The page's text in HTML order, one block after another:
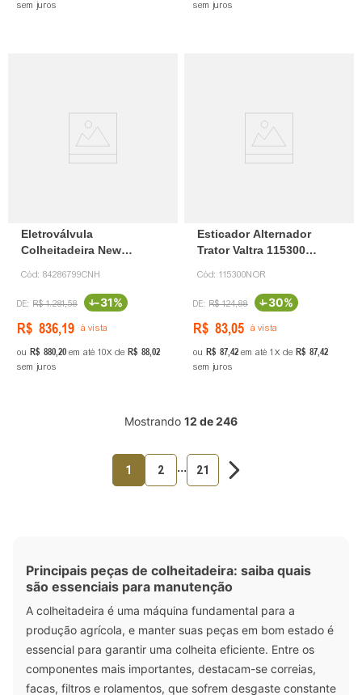
sem juros sem juros
Eletroválvula
Colheitadeira New
Cód: 84286799CNH
R$ 1.281,58 -31%
R$ 836,19 à vista
ou R$ 880,20 em até 10 de R$ 88,02
sem juros
Esticador Alternador
Trator Valtra 115300
Cód: 115300NOR
R$ 124,88 -30%
R$ 83,05 à vista
ou R$ 87,42 em até 1 de R$ 87,42
sem juros
Mostrando 12 de 246
1 2 ... 21
Principais peças de colheitadeira: saiba quais
são essenciais para manutenção
A colheitadeira é uma máquina fundamental para a
produção agrícola, e manter suas peças em bom estado é
essencial para garantir uma colheita eficiente. Entre os
componentes mais importantes, destacam-se correias,
facas, filtros e rolamentos, que sofrem desgaste constante